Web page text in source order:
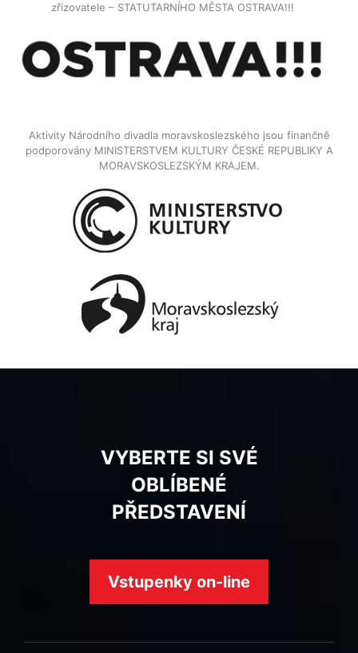
zřizovatele – STATUTARNÍHO MĚSTA OSTRAVA!!!
Aktivity Národního divadla moravskoslezského jsou finančně
podporovány MINISTERSTVEM KULTURY ČESKÉ REPUBLIKY A
MORAVSKOSLEZSKÝM KRAJEM.
VYBERTE SI SVÉ
OBLÍBENÉ
PŘEDSTAVENÍ
Vstupenky on-line